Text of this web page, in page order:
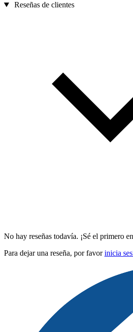
Reseñas de clientes
No hay reseñas todavía. ¡Sé el primero
Para dejar una reseña, por favorinicia